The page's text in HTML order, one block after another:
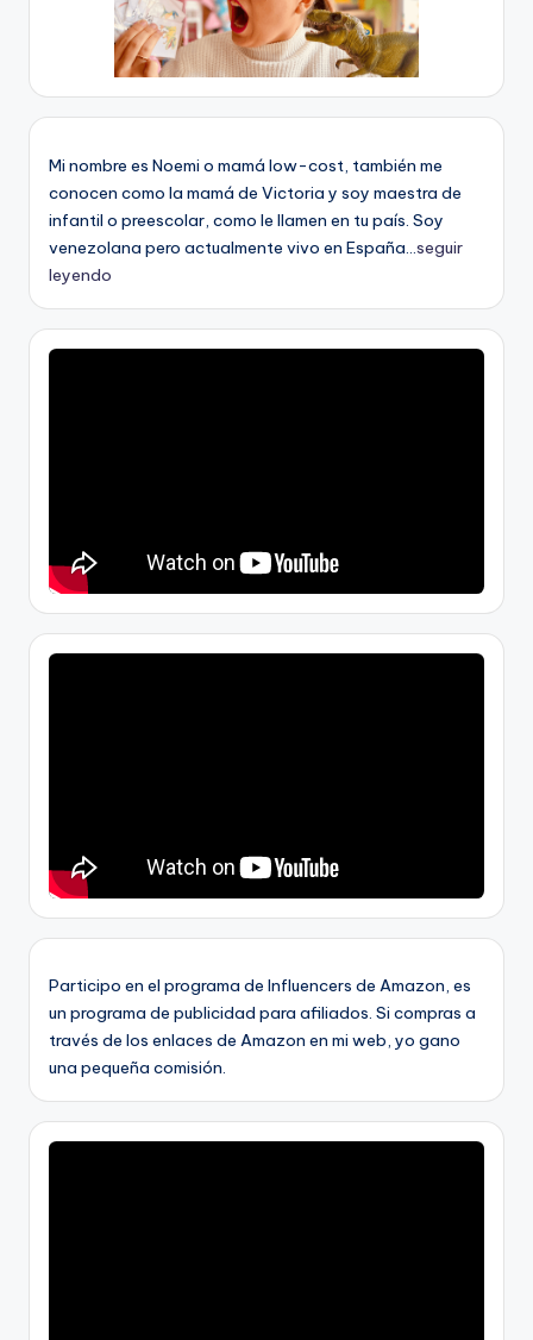
Mi nombre es Noemi o mamá low-cost, también me
conocen como la mamá de Victoria y soy maestra de
infantil o preescolar, como le llamen en tu país. Soy
venezolana pero actualmente vivo en España...seguir
leyendo
Participo en el programa de Influencers de Amazon, es
un programa de publicidad para afiliados. Si compras a
través de los enlaces de Amazon en mi web, yo gano
una pequeña comisión.